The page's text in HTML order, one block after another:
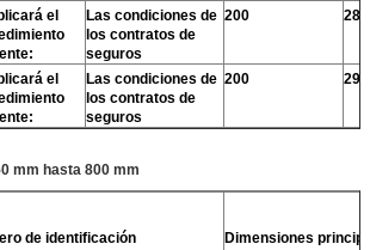
el
Las condiciones de
los contratos de
seguros
200 280
el
Las condiciones de
los contratos de
seguros
200 295
mm hasta 800 mm
de identificación
Dimensiones